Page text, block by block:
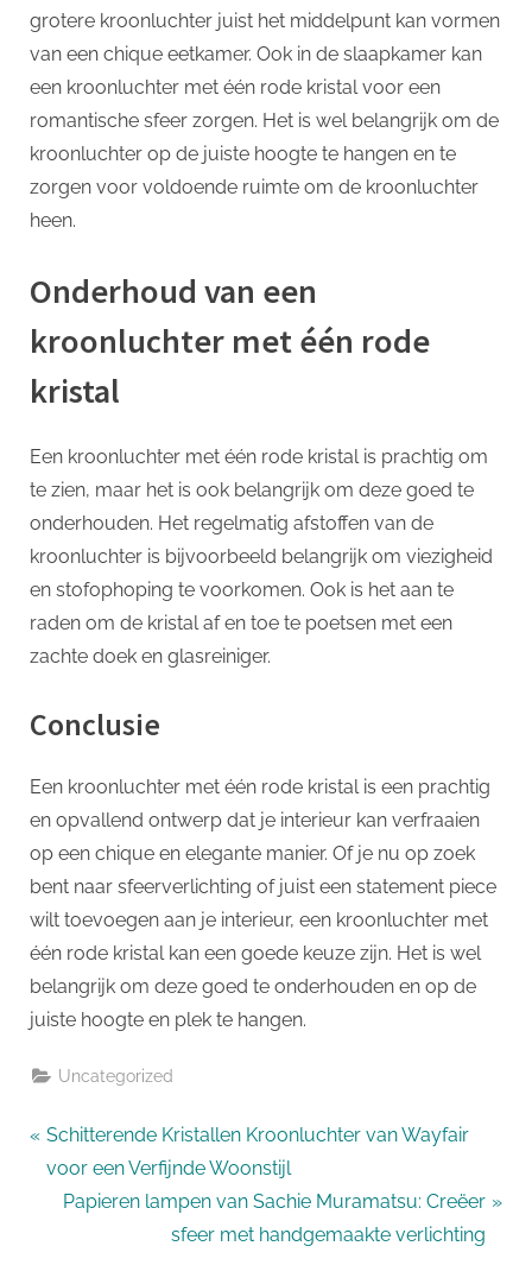
grotere kroonluchter juist het middelpunt kan vormen
van een chique eetkamer. Ook in de slaapkamer kan
een kroonluchter met één rode kristal voor een
romantische sfeer zorgen. Het is wel belangrijk om de
kroonluchter op de juiste hoogte te hangen en te
zorgen voor voldoende ruimte om de kroonluchter
heen.
Onderhoud van een
kroonluchter met één rode
kristal
Een kroonluchter met één rode kristal is prachtig om
te zien, maar het is ook belangrijk om deze goed te
onderhouden. Het regelmatig afstoffen van de
kroonluchter is bijvoorbeeld belangrijk om viezigheid
en stofophoping te voorkomen. Ook is het aan te
raden om de kristal af en toe te poetsen met een
zachte doek en glasreiniger.
Conclusie
Een kroonluchter met één rode kristal is een prachtig
en opvallend ontwerp dat je interieur kan verfraaien
op een chique en elegante manier. Of je nu op zoek
bent naar sfeerverlichting of juist een statement piece
wilt toevoegen aan je interieur, een kroonluchter met
één rode kristal kan een goede keuze zijn. Het is wel
belangrijk om deze goed te onderhouden en op de
juiste hoogte en plek te hangen.
Uncategorized
Bericht
navigatie
P
r
Schitterende Kristallen Kroonluchter van Wayfair
voor een Verfijnde Woonstijl
N
Papieren lampen van Sachie Muramatsu: Creëer
sfeer met handgemaakte verlichting